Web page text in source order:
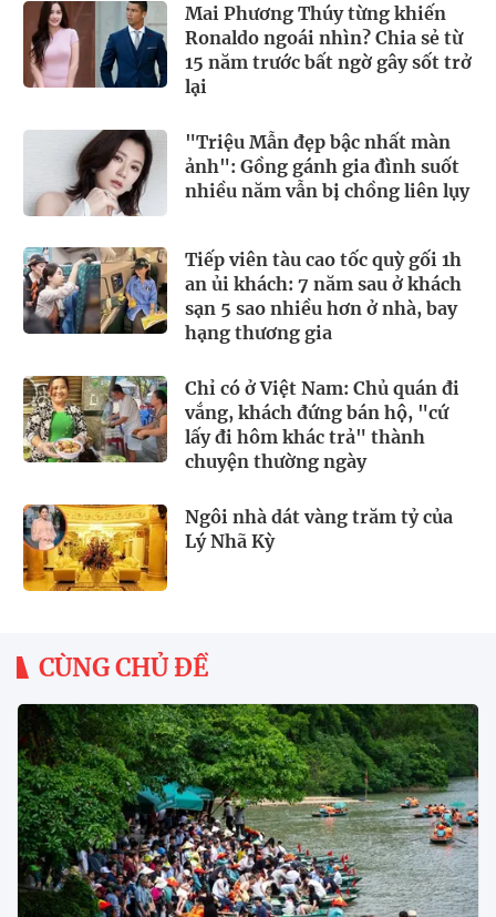
Mai Phương Thúy từng khiến
Ronaldo ngoái nhìn? Chia sẻ từ
15 năm trước bất ngờ gây sốt trở
lại
"Triệu Mẫn đẹp bậc nhất màn
ảnh": Gồng gánh gia đình suốt
nhiều năm vẫn bị chồng liên lụy
Tiếp viên tàu cao tốc quỳ gối 1h
an ủi khách: 7 năm sau ở khách
sạn 5 sao nhiều hơn ở nhà, bay
hạng thương gia
Chỉ có ở Việt Nam: Chủ quán đi
vắng, khách đứng bán hộ, "cứ
lấy đi hôm khác trả" thành
chuyện thường ngày
Ngôi nhà dát vàng trăm tỷ của
Lý Nhã Kỳ
CÙNG CHỦ ĐỀ